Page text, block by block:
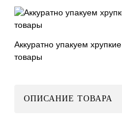
Аккуратно упакуем хрупкие
товары
ОПИСАНИЕ ТОВАРА